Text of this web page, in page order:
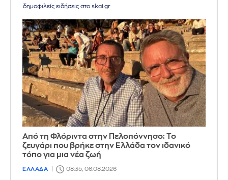
δημοφιλείς ειδήσεις στο skai.gr
Από τη Φλόριντα στην Πελοπόννησο: Το
ζευγάρι που βρήκε στην Ελλάδα τον ιδανικό
τόπο για μια νέα ζωή
ΕΛΛΑΔΑ 08:35, 06.08.2026